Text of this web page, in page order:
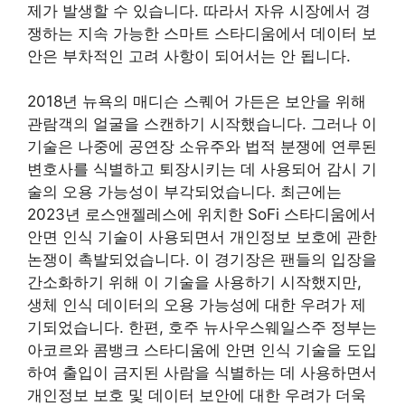
제가 발생할 수 있습니다. 따라서 자유 시장에서 경
쟁하는 지속 가능한 스마트 스타디움에서 데이터 보
안은 부차적인 고려 사항이 되어서는 안 됩니다.
2018년 뉴욕의 매디슨 스퀘어 가든은 보안을 위해
관람객의 얼굴을 스캔하기 시작했습니다. 그러나 이
기술은 나중에 공연장 소유주와 법적 분쟁에 연루된
변호사를 식별하고 퇴장시키는 데 사용되어 감시 기
술의 오용 가능성이 부각되었습니다. 최근에는
2023년 로스앤젤레스에 위치한 SoFi 스타디움에서
안면 인식 기술이 사용되면서 개인정보 보호에 관한
논쟁이 촉발되었습니다. 이 경기장은 팬들의 입장을
간소화하기 위해 이 기술을 사용하기 시작했지만,
생체 인식 데이터의 오용 가능성에 대한 우려가 제
기되었습니다. 한편, 호주 뉴사우스웨일스주 정부는
아코르와 콤뱅크 스타디움에 안면 인식 기술을 도입
하여 출입이 금지된 사람을 식별하는 데 사용하면서
개인정보 보호 및 데이터 보안에 대한 우려가 더욱